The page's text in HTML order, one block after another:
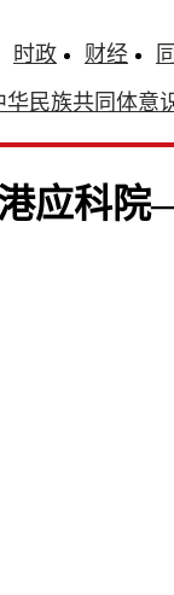
时政 财经
华民族共同体意
应科